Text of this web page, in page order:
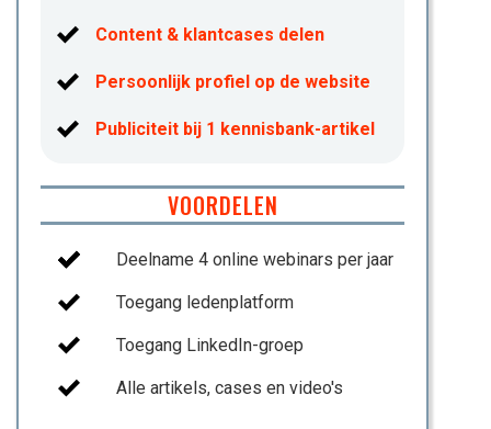
Content & klantcases delen
Persoonlijk profiel op de website
Publiciteit bij 1 kennisbank-artikel
VOORDELEN
Toegang ledenplatform
Toegang LinkedIn-groep
Deelname 4 online webinars per jaar
Alle artikels, cases en video's